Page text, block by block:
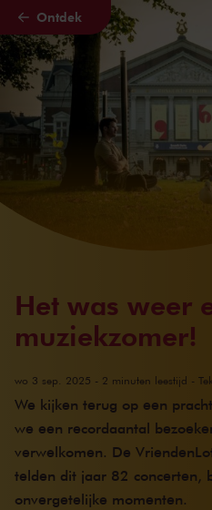
Naar hoofdcontent
Ontdek
Het was weer
muziekzomer!
wo 3 sep. 2025 - 2 minuten leestijd -
We kijken terug op een
we een recordaantal
verwelkomen. De
telden dit jaar 82 concerten,
onvergetelijke momenten.